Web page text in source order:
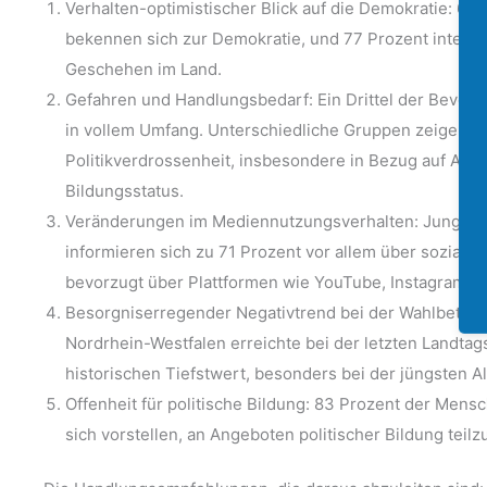
Verhalten-optimistischer Blick auf die Demokratie: 66
bekennen sich zur Demokratie, und 77 Prozent
Geschehen im Land.
Gefahren und Handlungsbedarf: Ein Drittel der
in vollem Umfang. Unterschiedliche Gruppen zeigen
Politikverdrossenheit, insbesondere in Bezug auf
Bildungsstatus.
Veränderungen im Mediennutzungsverhalten: Junge
informieren sich zu 71 Prozent vor allem über soziale
bevorzugt über Plattformen wie YouTube, Instagram
Besorgniserregender Negativtrend bei der
Nordrhein-Westfalen erreichte bei der letzten
historischen Tiefstwert, besonders bei der jüngsten
Offenheit für politische Bildung: 83 Prozent der
sich vorstellen, an Angeboten politischer Bildung